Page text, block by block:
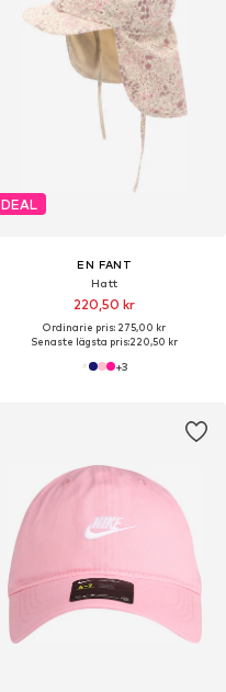
DEAL
EN FANT
Hatt
220,50 kr
Ordinarie pris: 275,00 kr
Senaste lägsta pris:220,50 kr
+3